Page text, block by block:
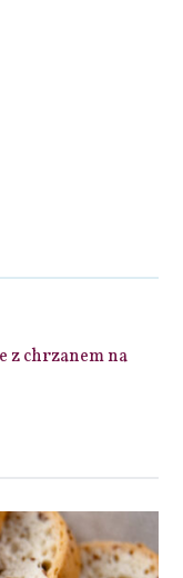
z chrzanem na